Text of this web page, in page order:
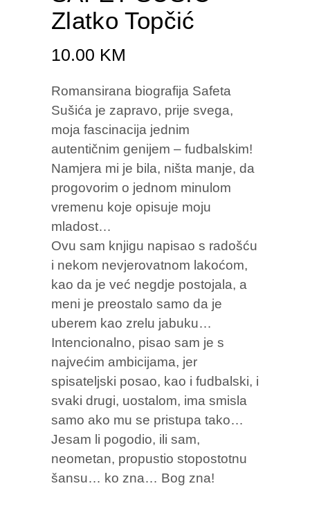
Zlatko Topčić
10.00 KM
Romansirana biografija Safeta
Sušića je zapravo, prije svega,
moja fascinacija jednim
autentičnim genijem – fudbalskim!
Namjera mi je bila, ništa manje, da
progovorim o jednom minulom
vremenu koje opisuje moju
mladost…
Ovu sam knjigu napisao s radošću
i nekom nevjerovatnom lakoćom,
kao da je već negdje postojala, a
meni je preostalo samo da je
uberem kao zrelu jabuku…
Intencionalno, pisao sam je s
najvećim ambicijama, jer
spisateljski posao, kao i fudbalski, i
svaki drugi, uostalom, ima smisla
samo ako mu se pristupa tako…
Jesam li pogodio, ili sam,
neometan, propustio stopostotnu
šansu… ko zna… Bog zna!